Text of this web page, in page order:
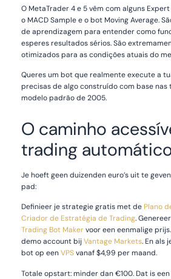
O MetaTrader 4 e 5 vêm com alguns
o MACD Sample e o bot Moving Average.
de aprendizagem para entender como
esperes resultados sérios. São
otimizados para as condições atuais do
Queres um bot que realmente execute a
precisas de algo construído com base nas
modelo padrão de 2005.
O caminho
trading
Je hoeft geen duizenden euro’s uit te
pad:
Definieer je strategie gratis met de Plano
Criador de Estratégia de Trading.
Trading Bot Makervoor een eenmalige
demo account bij Vantage Markets. En als
bot op eenVPSvanaf $4,99 per maand.
Totale opstart: minder dan €100. Dat is